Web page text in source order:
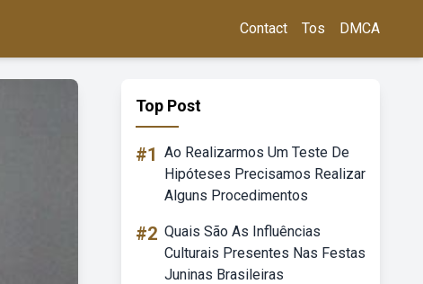
Contact Tos DMCA
Top Post
#1 Ao Realizarmos Um Teste De
Hipóteses Precisamos Realizar
Alguns Procedimentos
#2 Quais São As Influências
Culturais Presentes Nas Festas
Juninas Brasileiras